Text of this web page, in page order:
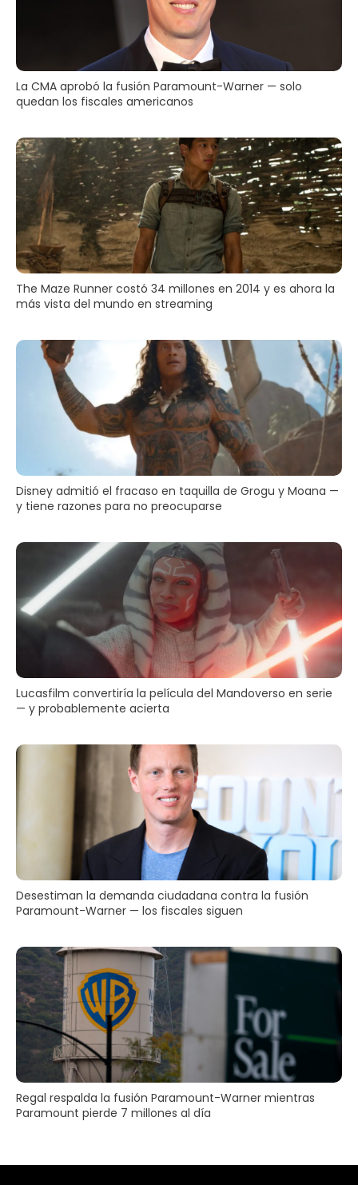
La CMA aprobó la fusión Paramount-Warner — solo
quedan los fiscales americanos
The Maze Runner costó 34 millones en 2014 y es ahora la
más vista del mundo en streaming
Disney admitió el fracaso en taquilla de Grogu y Moana —
y tiene razones para no preocuparse
Lucasfilm convertiría la película del Mandoverso en serie
— y probablemente acierta
Desestiman la demanda ciudadana contra la fusión
Paramount-Warner — los fiscales siguen
Regal respalda la fusión Paramount-Warner mientras
Paramount pierde 7 millones al día